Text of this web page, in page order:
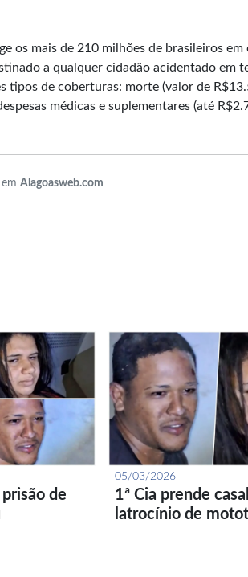
os mais de 210 milhões de brasileiros em
a qualquer cidadão acidentado em
tipos de coberturas: morte (valor de
médicas e suplementares (até
Alagoasweb.com
de
05/03/2026
1ª Cia prende
latrocínio de